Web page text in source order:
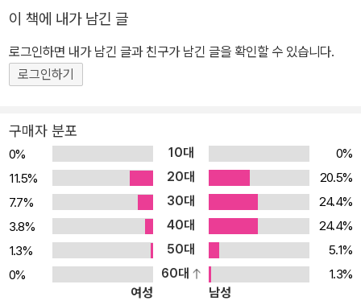
를 만들어 보면서 머신러닝 관련 개념과 기법이 어떻게 예제에 적용
되는지 살펴본다. 이 책을 마칠 때면 Core ML API를 사용해 머신러
닝을 장착한 자신만의 애플리케이션을 만드는 데 필요한 기술을 갖게
될 것이다. ★ 이 책에서 다루는 내용 ★ ◎ 알고리즘과 데이터를 사
포트함으로써 Core ML을 마스터하고 클래스 생성하기 ◎ 머신러닝
에 사용할 데이터를 준비하고 최적화된 솔루션을 얻기 위해 결과 해
석하기 ◎ 지원되지 않는 계층을 위한 맞춤 계층을 생성하고 최적화
하기 ◎ CNN을 사용해 이미지와 동영상 데이터에 CoreML 적용하
기 ◎ 스케치를 인식하기 위해 RNN 품질을 배우고 드로잉 강화하기
◎ Core ML 전이 학습을 사용해 이미지에 스타일 전이 실행하기
이 책에 내가 남긴 글
로그인하면 내가 남긴 글과 친구가 남긴 글을 확인할 수 있습니다.
로그인하기
구매자 분포
0% 10대
0%
11.5%
20대
20.5%
7.7%
30대
24.4%
3.8%
40대
24.4%
1.3%
50대
5.1%
0%
60대
1.3%
여성
남성